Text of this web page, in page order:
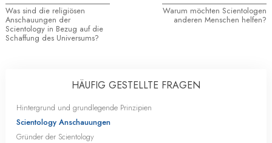
Was sind die religiösen
Anschauungen der
Scientology in Bezug auf die
Schaffung des Universums?
Warum möchten Scientologen
anderen Menschen helfen?
HÄUFIG GESTELLTE FRAGEN
Hintergrund und grundlegende Prinzipien
Scientology Anschauungen
Gründer der Scientology